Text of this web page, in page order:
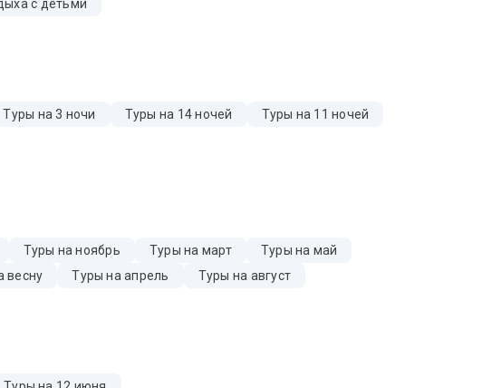
с детьми
Туры на 3 ночи Туры на 14 ночей
Туры на 11 ночей
Туры на ноябрь Туры на март
Туры на май
весну Туры на апрель Туры на август